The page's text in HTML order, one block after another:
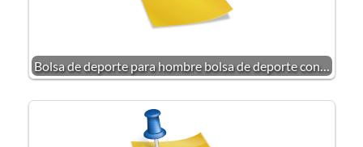
Bolsa de deporte para hombre bolsa de deporte con…